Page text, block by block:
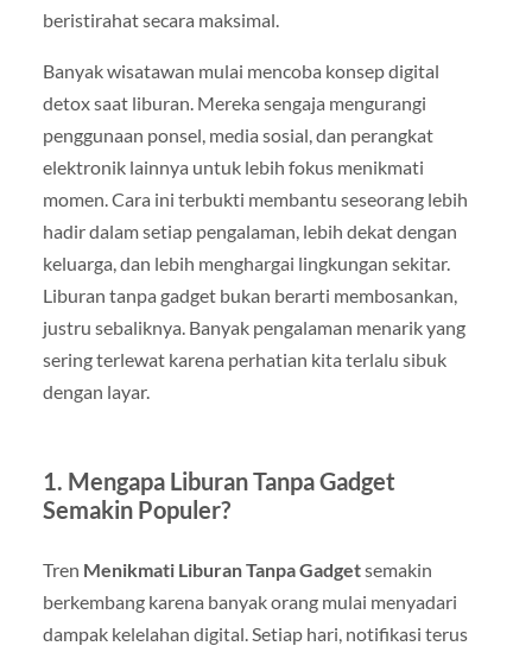
beristirahat secara maksimal.
Banyak wisatawan mulai mencoba konsep digital
detox saat liburan. Mereka sengaja mengurangi
penggunaan ponsel, media sosial, dan perangkat
elektronik lainnya untuk lebih fokus menikmati
momen. Cara ini terbukti membantu seseorang lebih
hadir dalam setiap pengalaman, lebih dekat dengan
keluarga, dan lebih menghargai lingkungan sekitar.
Liburan tanpa gadget bukan berarti membosankan,
justru sebaliknya. Banyak pengalaman menarik yang
sering terlewat karena perhatian kita terlalu sibuk
dengan layar.
1. Mengapa Liburan Tanpa Gadget
Semakin Populer?
Tren Menikmati Liburan Tanpa Gadgetsemakin
berkembang karena banyak orang mulai menyadari
dampak kelelahan digital. Setiap hari, notifikasi terus